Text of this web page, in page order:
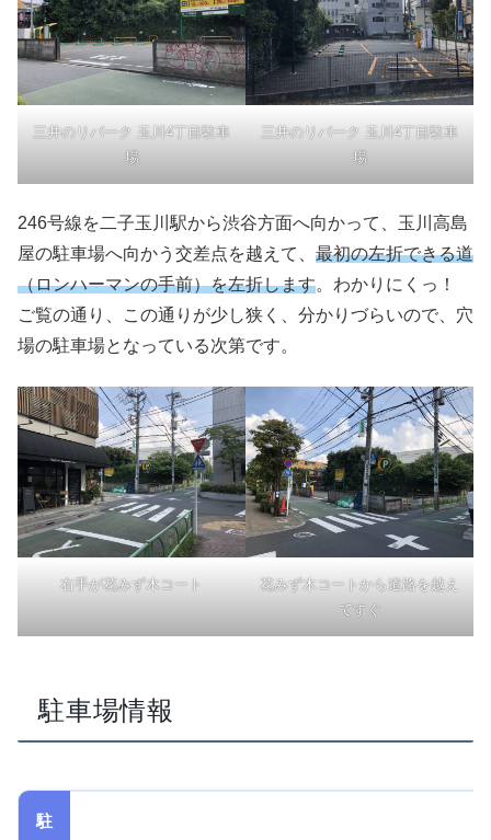
三井のリパーク 玉川4丁目駐車
場
三井のリパーク 玉川4丁目駐車
場
246号線を二子玉川駅から渋谷方面へ向かって、玉川高島
屋の駐車場へ向かう交差点を越えて、 最初の左折できる道
（ロンハーマンの手前）を左折します。わかりにくっ！
ご覧の通り、この通りが少し狭く、分かりづらいので、穴
場の駐車場となっている次第です。
右手が花みず木コート
花みず木コートから道路を越え
てすぐ
駐車場情報
駐